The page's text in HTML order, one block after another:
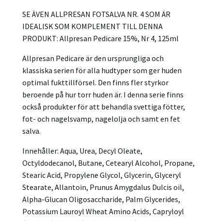
SE ÄVEN ALLPRESAN FOTSALVA NR. 4 SOM ÄR
IDEALISK SOM KOMPLEMENT TILL DENNA
PRODUKT: Allpresan Pedicare 15%, Nr 4, 125ml
Allpresan Pedicare är den ursprungliga och
klassiska serien för alla hudtyper som ger huden
optimal fukttillförsel. Den finns fler styrkor
beroende på hur torr huden är. I denna serie finns
också produkter för att behandla svettiga fötter,
fot- och nagelsvamp, nagelolja och samt en fet
salva.
Innehåller: Aqua, Urea, Decyl Oleate,
Octyldodecanol, Butane, Cetearyl Alcohol, Propane,
Stearic Acid, Propylene Glycol, Glycerin, Glyceryl
Stearate, Allantoin, Prunus Amygdalus Dulcis oil,
Alpha-Glucan Oligosaccharide, Palm Glycerides,
Potassium Lauroyl Wheat Amino Acids, Capryloyl